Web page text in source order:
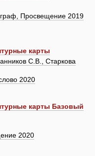
Просвещение 2019
карты
С.В., Старкова
2020
карты Базовый
2020